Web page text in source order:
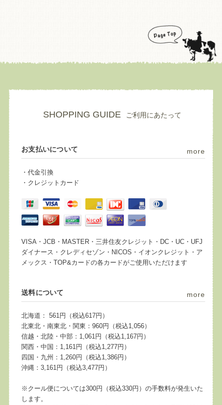
SHOPPING GUIDE ご利用にあたって
お支払いについて more
・代金引換
・クレジットカード
VISA・JCB・MASTER・三井住友クレジット・DC・UC・UFJ
ダイナース・クレディセゾン・NICOS・イオンクレジット・ア
メックス・TOP&カードの各カードがご使用いただけます
送料について more
北海道： 561円（税込617円）
北東北・南東北・関東：960円（税込1,056）
信越・北陸・中部：1,061円（税込1,167円）
関西・中国：1,161円（税込1,277円）
四国・九州：1,260円（税込1,386円）
沖縄：3,161円（税込3,477円）
※クール便については300円（税込330円）の手数料が発生いた
します。